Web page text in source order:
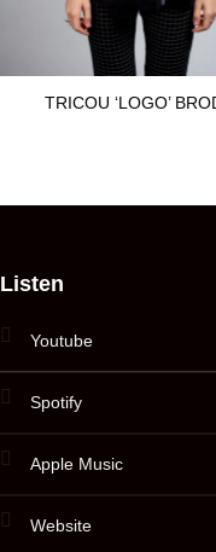
TRICOU ‘LOGO’
Listen
Youtube
Spotify
Apple Music
Website